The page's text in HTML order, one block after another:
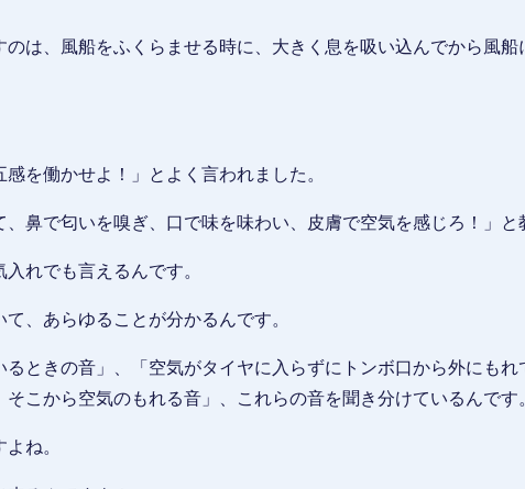
のは、風船をふくらませる時に、大きく息を吸い込んでから風船
を働かせよ！」とよく言われました。
、鼻で匂いを嗅ぎ、口で味を味わい、皮膚で空気を感じろ！」と
れでも言えるんです。
、あらゆることが分かるんです。
るときの音」、「空気がタイヤに入らずにトンボ口から外にもれ
こから空気のもれる音」、これらの音を聞き分けているんです
ね。